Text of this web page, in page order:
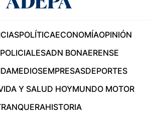
POLÍTICAECONOMÍAOPINIÓN
POLICIALESADN BONAERENSE
MEDIOSEMPRESASDEPORTES
Y SALUD HOYMUNDO MOTOR
HISTORIA